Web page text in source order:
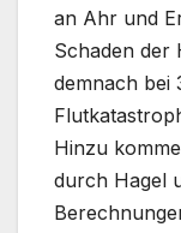
an Ahr und
Schaden der
demnach bei
Hinzu
durch Hagel